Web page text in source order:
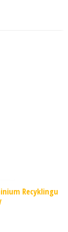
Recyklingu